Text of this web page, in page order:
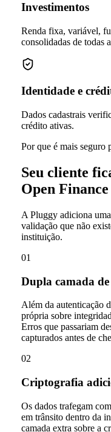
Investimentos
Renda fixa, variável,
consolidadas de todas
Identidade e
Dados cadastrais
crédito ativas.
Por que é mais seguro
Seu cliente
Open
A Pluggy adiciona
validação que não
instituição.
01
Dupla camada
Além da autenticação
própria sobre
Erros que passariam
capturados antes de
02
Criptografia
Os dados trafegam
em trânsito dentro da
camada extra sobre a